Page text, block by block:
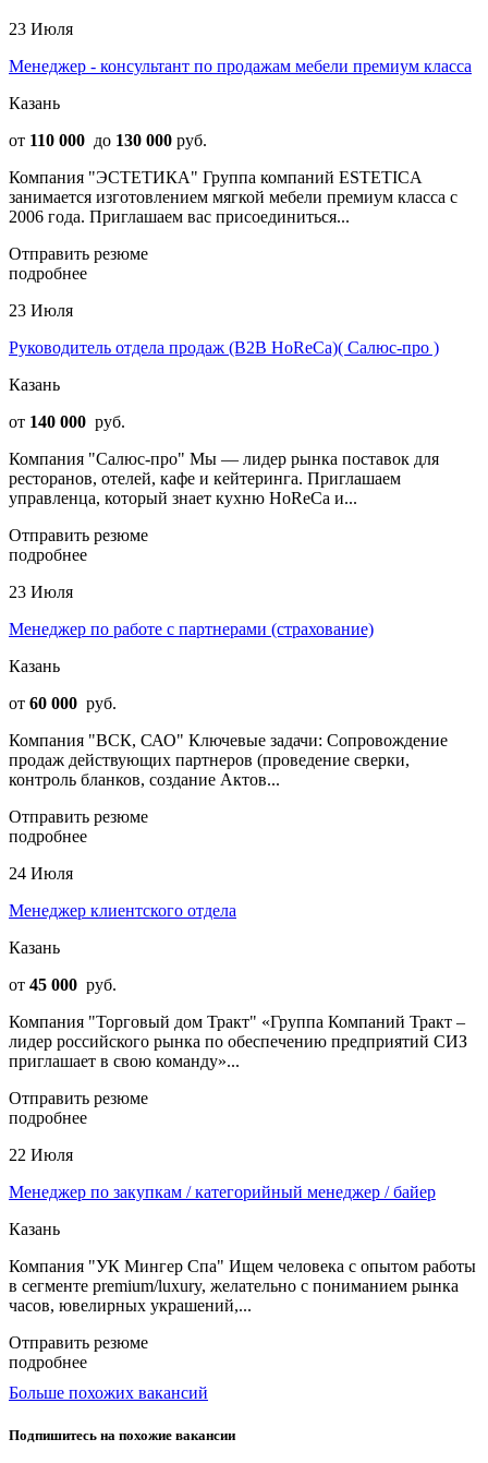
23 Июля
Менеджер - консультант по продажам мебели премиум класса
Казань
от 110 000 до 130 000 руб.
Компания "ЭСТЕТИКА" Группа компаний ESTETICA
занимается изготовлением мягкой мебели премиум класса с
2006 года. Приглашаем вас присоединиться...
Отправить резюме
подробнее
23 Июля
Руководитель отдела продаж (B2B HoReCa)( Салюс-про )
Казань
от 140 000 руб.
Компания "Салюс-про" Мы — лидер рынка поставок для
ресторанов, отелей, кафе и кейтеринга. Приглашаем
управленца, который знает кухню HoReCa и...
Отправить резюме
подробнее
23 Июля
Менеджер по работе с партнерами (страхование)
Казань
от 60 000 руб.
Компания "ВСК, САО" Ключевые задачи: Сопровождение
продаж действующих партнеров (проведение сверки,
контроль бланков, создание Актов...
Отправить резюме
подробнее
24 Июля
Менеджер клиентского отдела
Казань
от 45 000 руб.
Компания "Торговый дом Тракт" «Группа Компаний Тракт –
лидер российского рынка по обеспечению предприятий СИЗ
приглашает в свою команду»...
Отправить резюме
подробнее
22 Июля
Менеджер по закупкам / категорийный менеджер / байер
Казань
Компания "УК Мингер Спа" Ищем человека с опытом работы
в сегменте premium/luxury, желательно с пониманием рынка
часов, ювелирных украшений,...
Отправить резюме
подробнее
Больше похожих вакансий
Подпишитесь на похожие вакансии